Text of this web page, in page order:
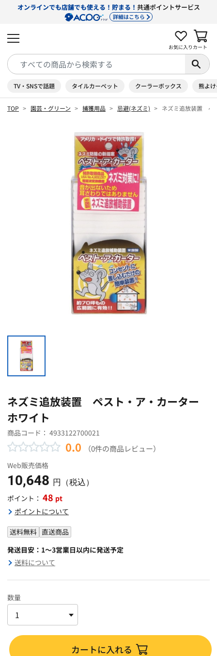
オンラインでも店舗でも使える！貯まる！ 共通ポイントサービス
詳細はこちら
お気に入り カート
TV・SNSで話題 タイルカーペット クーラーボックス 熊よ
TOP 園芸・グリーン 捕獲用品 忌避(ネズミ) ネズミ追放装置 ペ
ネズミ追放装置 ペスト・ア・カーター
ホワイト
商品コード： 4933122700021
0.0 （0件の商品レビュー）
Web販売価格
10,648 円（税込）
ポイント： 48 pt
ポイントについて
送料無料 直送商品
発送目安：1～3営業日以内に発送予定
送料について
数量
カートに入れる